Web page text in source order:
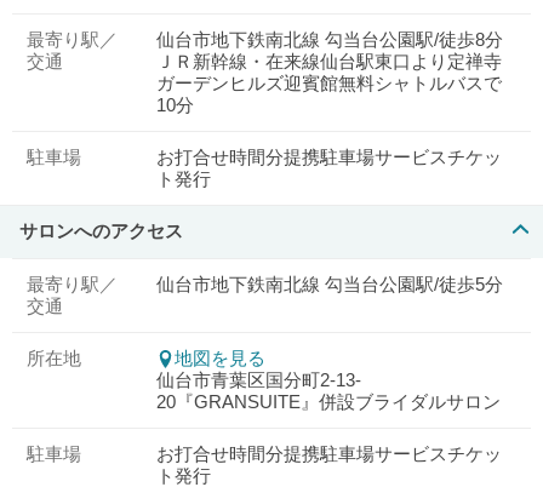
最寄り駅／
交通
仙台市地下鉄南北線 勾当台公園駅/徒歩8分
ＪＲ新幹線・在来線仙台駅東口より定禅寺
ガーデンヒルズ迎賓館無料シャトルバスで
10分
駐車場
お打合せ時間分提携駐車場サービスチケッ
ト発行
サロンへのアクセス
最寄り駅／
交通
仙台市地下鉄南北線 勾当台公園駅/徒歩5分
所在地
地図を見る
仙台市青葉区国分町2-13-
20『GRANSUITE』併設ブライダルサロン
駐車場
お打合せ時間分提携駐車場サービスチケッ
ト発行